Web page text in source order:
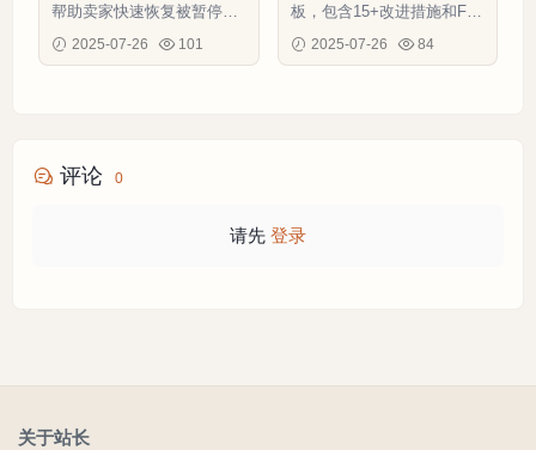
帮助卖家快速恢复被暂停的
销售权限。
2025-07-26 101
板，包含15+改进措施和FB
A转换方案，助您快速恢复
销售权限。
2025-07-26 84
评论 0
请先 登录
关于站长